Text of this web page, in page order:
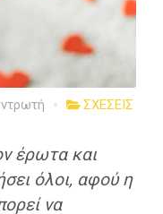
ΣΧΕΣΕΙΣ
έρωτα και
όλοι, αφού η
να